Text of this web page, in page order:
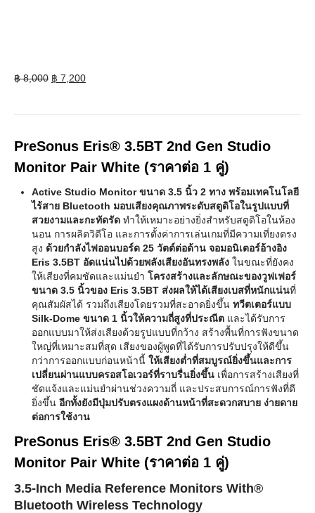
฿8,000 Original
฿ 7,200Current
PreSonus Eris® 3.5BT 2nd Gen Studio
Monitor Pair White (ราคาต่อ 1 คู่)
Active Studio Monitor ขนาด 3.5 นิ้ว 2 ทาง พร้อมเทคโนโลยี
ไร้สาย Bluetooth มอบเสียงคุณภาพระดับสตูดิโอในรูปแบบที่
สวยงามและกะทัดรัด ทำให้เหมาะอย่างยิ่งสำหรับสตูดิโอในห้อง
นอน การผลิตวิดีโอ และการตั้งค่าการเล่นเกมที่มีความเที่ยงตรง
สูง ด้วยกำลังไฟออนบอร์ด 25 วัตต์ต่อด้าน จอมอนิเตอร์อ้างอิง
Eris 3.5BT อัดแน่นไปด้วยพลังเสียงอันทรงพลัง ในขณะที่ยังคง
ให้เสียงที่คมชัดและแม่นยำ โครงสร้างและลักษณะของวูฟเฟอร์
ขนาด 3.5 นิ้วของ Eris 3.5BT ส่งผลให้ได้เสียงเบสที่หนักแน่นที่
คุณสัมผัสได้ รวมถึงเสียงโดยรวมที่สะอาดยิ่งขึ้น ทวีตเตอร์แบบ
Silk-Dome ขนาด 1 นิ้วให้ความถี่สูงที่ประณีต และได้รับการ
ออกแบบมาให้ส่งเสียงด้วยรูปแบบที่กว้าง สร้างพื้นที่การฟังขนาด
ใหญ่ที่เหมาะสมที่สุด เสียงของผู้พูดที่ได้รับการปรับปรุงให้ดีขึ้น
กว่าการออกแบบก่อนหน้านี้ ให้เสียงต่ำที่สมบูรณ์ยิ่งขึ้นและการ
เปลี่ยนผ่านแบบครอสโอเวอร์ที่ราบรื่นยิ่งขึ้น เพื่อการสร้างเสียงที่
ชัดแจ้งและแม่นยำผ่านช่วงความถี่ และประสบการณ์การฟังที่ดี
ยิ่งขึ้น อีกทั้งยังมีปุ่มปรับตรงแผงด้านหน้าที่สะดวกสบาย ง่ายดาย
ต่อการใช้งาน
PreSonus Eris® 3.5BT 2nd Gen Studio
Monitor Pair White (ราคาต่อ 1 คู่)
3.5-Inch Media Reference Monitors With®
Bluetooth Wireless Technology